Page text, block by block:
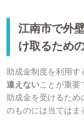
江南市で外
け取るため
助成金制度を利用す
違えないことが重要
助成金を受けるた
のものには当てはま